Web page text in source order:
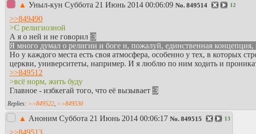
▲ Уныл-кун Суббота 21 Июнь 2014 00:06:09 No. 849514 12
>>849490
>С религиозной
А я о ней и не говорил :3
Я много думал о религии и боге и, пожалуй, единственная
Но у каждого места есть своя атмосфера, особенно у тех, в которых
церкви, университеты, например. И я люблю по ним ходить и
>>849512
>всё норм, жить буду
Главное - избкегай того, что её вызывает :3
>>849522 >>849530
▲ Аноним Суббота 21 Июнь 2014 00:06:17 No. 849515 13
>>849513